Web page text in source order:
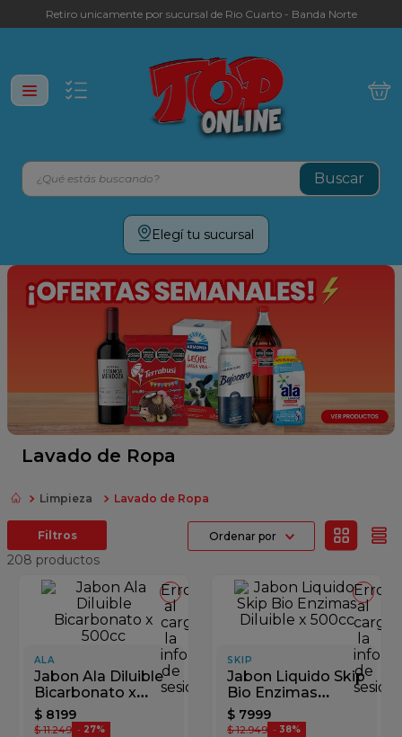
Retiro unicamente por sucursal de Rio Cuarto - Banda Norte
¿Qué estás buscando?
Elegí tu sucursal
Lavado de Ropa
Limpieza Lavado de Ropa
Ordenar por
208 productos
Error
al
cargar
la
información
de
sesión
ALA
Jabon Ala Diluible
Bicarbonato x
500cc
$ 8199
$ 11.249 - 27%
Error
al
cargar
la
de
sesión
SKIP
Jabon Liquido Skip
Bio Enzimas
Diluible x 500cc
$ 7999
$ 12.949 - 38%
Términos más buscados
yerba
galletitas
queso
azucar
dulce leche